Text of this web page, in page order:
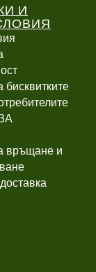
И
бисквитките
връщане и